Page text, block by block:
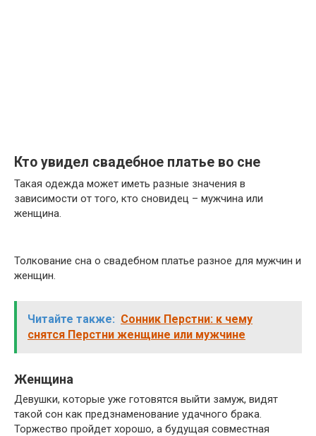
Кто увидел свадебное платье во сне
Такая одежда может иметь разные значения в
зависимости от того, кто сновидец – мужчина или
женщина.
Толкование сна о свадебном платье разное для мужчин и
женщин.
Читайте также: Сонник Перстни: к чему
снятся Перстни женщине или мужчине
Женщина
Девушки, которые уже готовятся выйти замуж, видят
такой сон как предзнаменование удачного брака.
Торжество пройдет хорошо, а будущая совместная